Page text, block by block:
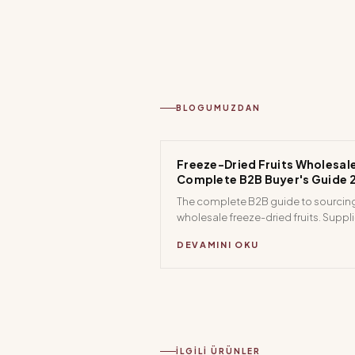
BLOGUMUZDAN
Freeze-Dried Fruits
Complete B2B Buyer's Guide
The complete B2B guide to
wholesale freeze-dried fruits.
and the top ingredients for food
DEVAMINI OKU
İLGILI ÜRÜNLER